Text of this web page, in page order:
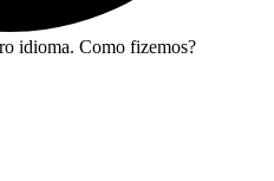
idioma. Como fizemos?